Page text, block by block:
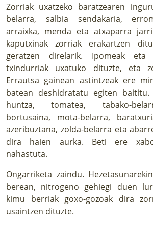
Zorriak uxatzeko baratzearen
belarra, salbia sendakaria,
arraixka, menda eta atxaparra
kaputxinak zorriak erakartzen
geratzen direlarik. Ipomeak eta
txindurriak uxatuko dituzte, eta
Errautsa gainean astintzeak ere
batean deshidratatu egiten baititu.
huntza, tomatea, tabako-
bortusaina, mota-belarra,
azeribuztana, zolda-belarra eta
dira haien aurka. Beti ere
nahastuta.
Ongarriketa zaindu.
berean, nitrogeno gehiegi duen
kimu berriak goxo-gozoak dira
usaintzen dituzte.